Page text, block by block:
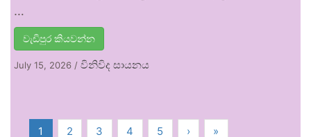
…
වැඩිපුර කියවන්න
July 15, 2026 / විනිවිද සායනය
1 2 3 4 5 › »